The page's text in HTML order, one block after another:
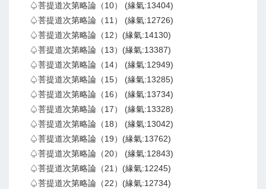
♤菩提道次第略論（10） (緣氣:13404)
♤菩提道次第略論（11） (緣氣:12726)
♤菩提道次第略論（12）(緣氣:14130)
♤菩提道次第略論（13）(緣氣:13387)
♤菩提道次第略論（14） (緣氣:12949)
♤菩提道次第略論（15） (緣氣:13285)
♤菩提道次第略論（16） (緣氣:13734)
♤菩提道次第略論（17） (緣氣:13328)
♤菩提道次第略論（18） (緣氣:13042)
♤菩提道次第略論（19）(緣氣:13762)
♤菩提道次第略論（20） (緣氣:12843)
♤菩提道次第略論（21）(緣氣:12245)
♤菩提道次第略論（22）(緣氣:12734)